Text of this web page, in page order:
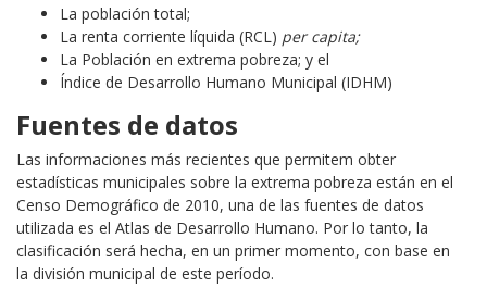
La población total;
La renta corriente líquida (RCL) per capita;
La Población en extrema pobreza; y el
Índice de Desarrollo Humano Municipal (IDHM)
Fuentes de datos
Las informaciones más recientes que permitem obter
estadísticas municipales sobre la extrema pobreza están en el
Censo Demográfico de 2010, una de las fuentes de datos
utilizada es el Atlas de Desarrollo Humano. Por lo tanto, la
clasificación será hecha, en un primer momento, con base en
la división municipal de este período.